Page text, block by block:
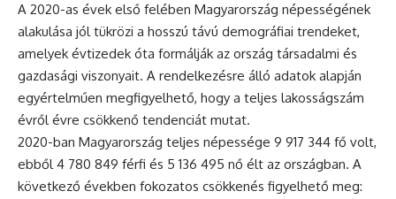
A 2020-as évek első felében Magyarország népességének
alakulása jól tükrözi a hosszú távú demográfiai trendeket,
amelyek évtizedek óta formálják az ország társadalmi és
gazdasági viszonyait. A rendelkezésre álló adatok alapján
egyértelműen megfigyelhető, hogy a teljes lakosságszám
évről évre csökkenő tendenciát mutat.
2020-ban Magyarország teljes népessége 9 917 344 fő volt,
ebből 4 780 849 férfi és 5 136 495 nő élt az országban. A
következő években fokozatos csökkenés figyelhető meg: